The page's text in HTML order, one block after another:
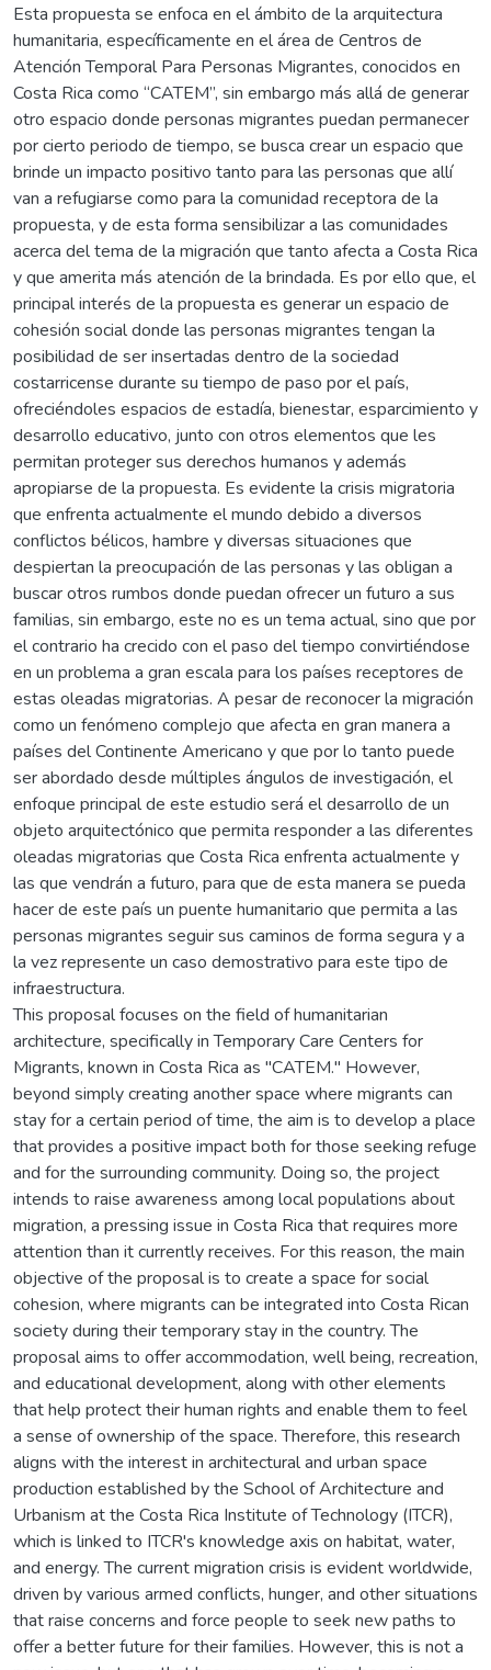
Esta propuesta se enfoca en el ámbito de la arquitectura
humanitaria, específicamente en el área de Centros de
Atención Temporal Para Personas Migrantes, conocidos en
Costa Rica como “CATEM”, sin embargo más allá de generar
otro espacio donde personas migrantes puedan permanecer
por cierto periodo de tiempo, se busca crear un espacio que
brinde un impacto positivo tanto para las personas que allí
van a refugiarse como para la comunidad receptora de la
propuesta, y de esta forma sensibilizar a las comunidades
acerca del tema de la migración que tanto afecta a Costa Rica
y que amerita más atención de la brindada. Es por ello que, el
principal interés de la propuesta es generar un espacio de
cohesión social donde las personas migrantes tengan la
posibilidad de ser insertadas dentro de la sociedad
costarricense durante su tiempo de paso por el país,
ofreciéndoles espacios de estadía, bienestar, esparcimiento y
desarrollo educativo, junto con otros elementos que les
permitan proteger sus derechos humanos y además
apropiarse de la propuesta. Es evidente la crisis migratoria
que enfrenta actualmente el mundo debido a diversos
conflictos bélicos, hambre y diversas situaciones que
despiertan la preocupación de las personas y las obligan a
buscar otros rumbos donde puedan ofrecer un futuro a sus
familias, sin embargo, este no es un tema actual, sino que por
el contrario ha crecido con el paso del tiempo convirtiéndose
en un problema a gran escala para los países receptores de
estas oleadas migratorias. A pesar de reconocer la migración
como un fenómeno complejo que afecta en gran manera a
países del Continente Americano y que por lo tanto puede
ser abordado desde múltiples ángulos de investigación, el
enfoque principal de este estudio será el desarrollo de un
objeto arquitectónico que permita responder a las diferentes
oleadas migratorias que Costa Rica enfrenta actualmente y
las que vendrán a futuro, para que de esta manera se pueda
hacer de este país un puente humanitario que permita a las
personas migrantes seguir sus caminos de forma segura y a
la vez represente un caso demostrativo para este tipo de
infraestructura.
This proposal focuses on the field of humanitarian
architecture, specifically in Temporary Care Centers for
Migrants, known in Costa Rica as "CATEM." However,
beyond simply creating another space where migrants can
stay for a certain period of time, the aim is to develop a place
that provides a positive impact both for those seeking refuge
and for the surrounding community. Doing so, the project
intends to raise awareness among local populations about
migration, a pressing issue in Costa Rica that requires more
attention than it currently receives. For this reason, the main
objective of the proposal is to create a space for social
cohesion, where migrants can be integrated into Costa Rican
society during their temporary stay in the country. The
proposal aims to offer accommodation, well being, recreation,
and educational development, along with other elements
that help protect their human rights and enable them to feel
a sense of ownership of the space. Therefore, this research
aligns with the interest in architectural and urban space
production established by the School of Architecture and
Urbanism at the Costa Rica Institute of Technology (ITCR),
which is linked to ITCR's knowledge axis on habitat, water,
and energy. The current migration crisis is evident worldwide,
driven by various armed conflicts, hunger, and other situations
that raise concerns and force people to seek new paths to
offer a better future for their families. However, this is not a